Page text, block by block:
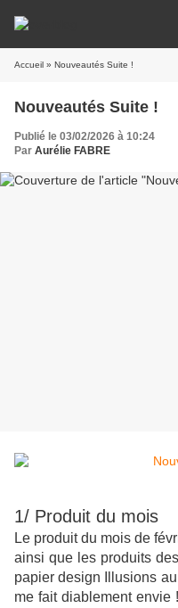
Accueil » Nouveautés Suite !
Nouveautés Suite !
Publié le 03/02/2026 à 10:24
Par Aurélie FABRE
1/ Produit du mois
Le produit du mois de
ainsi que les produits
papier design Illusions
me fait diablement envie